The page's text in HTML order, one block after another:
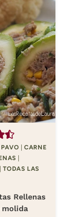
|CARNE
|TODAS LAS
Rellenas
molida